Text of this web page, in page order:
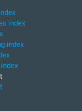
index
index